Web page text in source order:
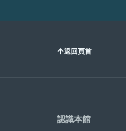
返回頁首
認識本館